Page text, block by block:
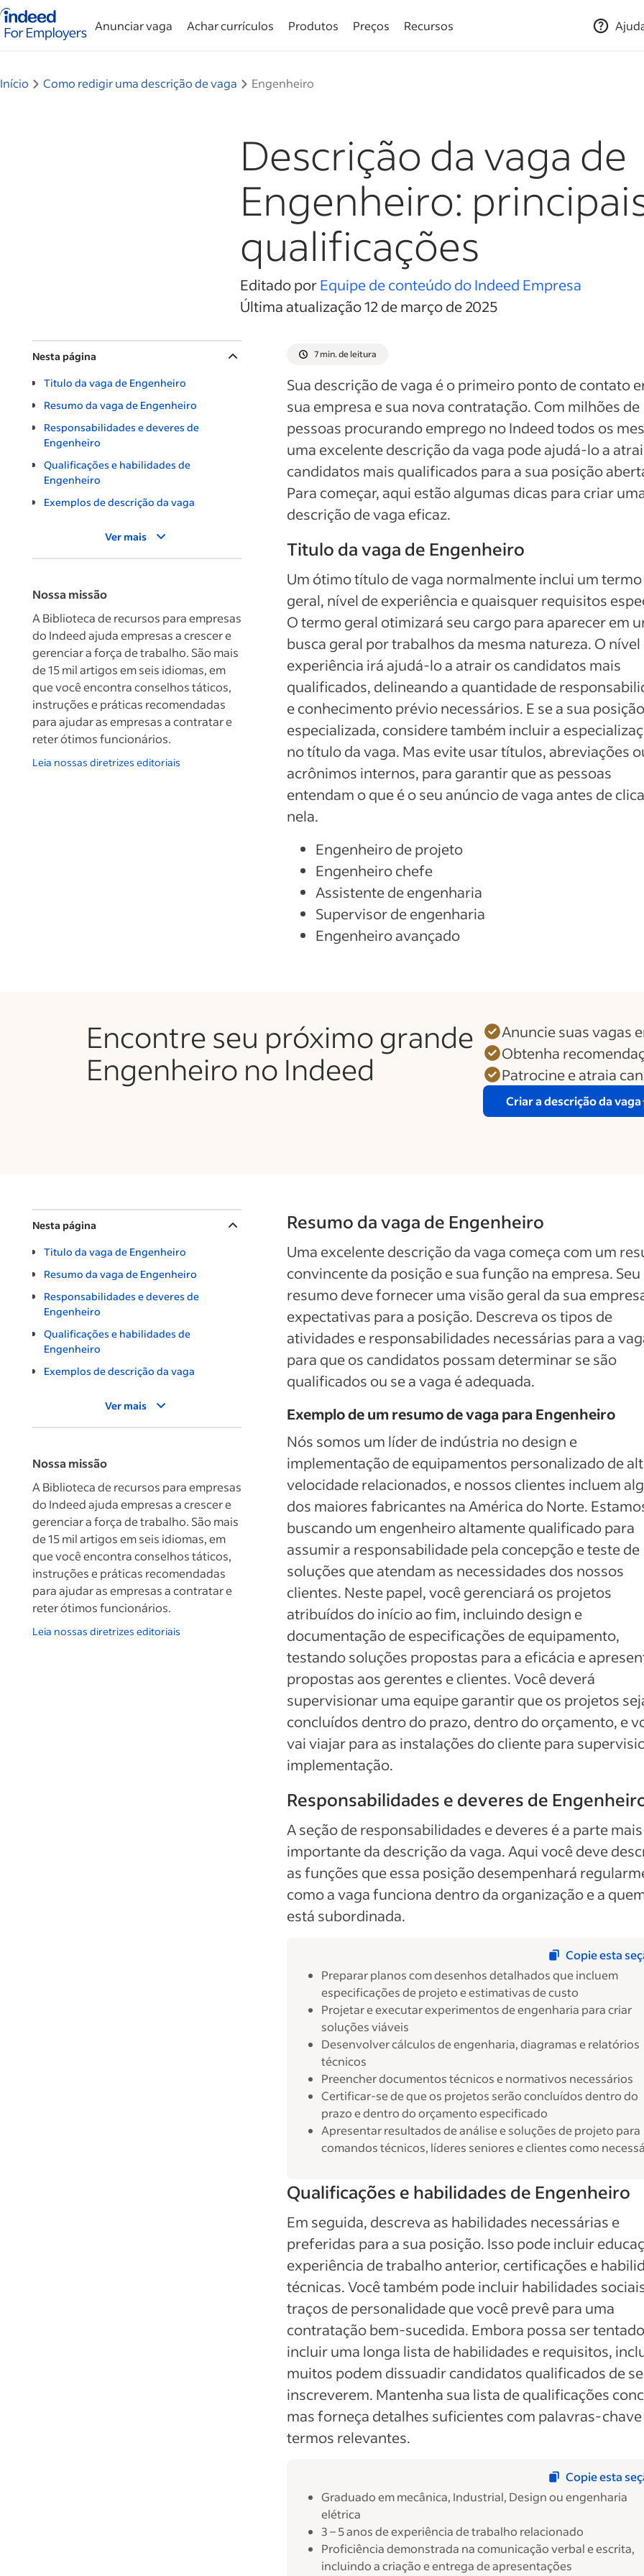
Página inicial do Indeed — Para empresas
Anunciar vaga Achar currículos Produtos Preços Recursos
Início Como redigir uma descrição de vaga Engenheiro
Descrição da vaga de
Engenheiro:
qualificações
Editado porEquipe de conteúdo do Indeed Empresa
Última atualização 12 de março de 2025
Nesta página
Titulo da vaga de Engenheiro
Resumo da vaga de Engenheiro
Responsabilidades e deveres de
Engenheiro
Qualificações e habilidades de
Engenheiro
Exemplos de descrição da vaga
Ver mais
Nossa missão
A Biblioteca de recursos para empresas
do Indeed ajuda empresas a crescer e
gerenciar a força de trabalho. São mais
de 15 mil artigos em seis idiomas, em
que você encontra conselhos táticos,
instruções e práticas recomendadas
para ajudar as empresas a contratar e
reter ótimos funcionários.
Leia nossas diretrizes editoriais
7 min. de leitura
Sua descrição de vaga é o primeiro ponto de contato
sua empresa e sua nova contratação. Com milhões de
pessoas procurando emprego no Indeed todos os
uma excelente descrição da vaga pode ajudá-lo a
candidatos mais qualificados para a sua posição
Para começar, aqui estão algumas dicas para criar
descrição de vaga eficaz.
Titulo da vaga de Engenheiro
Um ótimo título de vaga normalmente inclui um termo
geral, nível de experiência e quaisquer requisitos
O termo geral otimizará seu cargo para aparecer em
busca geral por trabalhos da mesma natureza. O nível
experiência irá ajudá-lo a atrair os candidatos mais
qualificados, delineando a quantidade de
e conhecimento prévio necessários. E se a sua
especializada, considere também incluir a
no título da vaga. Mas evite usar títulos, abreviações
acrônimos internos, para garantir que as pessoas
entendam o que é o seu anúncio de vaga antes de
nela.
Engenheiro de projeto
Engenheiro chefe
Assistente de engenharia
Supervisor de engenharia
Engenheiro avançado
Encontre seu próximo grande
Engenheiro no Indeed
Anuncie suas vagas
Obtenha
Patrocine e atraia
Criar a descrição da vaga
Nesta página
Titulo da vaga de Engenheiro
Resumo da vaga de Engenheiro
Responsabilidades e deveres de
Engenheiro
Qualificações e habilidades de
Engenheiro
Exemplos de descrição da vaga
Ver mais
Nossa missão
A Biblioteca de recursos para empresas
do Indeed ajuda empresas a crescer e
gerenciar a força de trabalho. São mais
de 15 mil artigos em seis idiomas, em
que você encontra conselhos táticos,
instruções e práticas recomendadas
para ajudar as empresas a contratar e
reter ótimos funcionários.
Leia nossas diretrizes editoriais
Resumo da vaga de Engenheiro
Uma excelente descrição da vaga começa com um
convincente da posição e sua função na empresa. Seu
resumo deve fornecer uma visão geral da sua
expectativas para a posição. Descreva os tipos de
atividades e responsabilidades necessárias para a
para que os candidatos possam determinar se são
qualificados ou se a vaga é adequada.
Exemplo de um resumo de vaga para Engenheiro
Nós somos um líder de indústria no design e
implementação de equipamentos personalizado de
velocidade relacionados, e nossos clientes incluem
dos maiores fabricantes na América do Norte.
buscando um engenheiro altamente qualificado para
assumir a responsabilidade pela concepção e teste de
soluções que atendam as necessidades dos nossos
clientes. Neste papel, você gerenciará os projetos
atribuídos do início ao fim, incluindo design e
documentação de especificações de equipamento,
testando soluções propostas para a eficácia e
propostas aos gerentes e clientes. Você deverá
supervisionar uma equipe garantir que os projetos
concluídos dentro do prazo, dentro do orçamento, e
vai viajar para as instalações do cliente para
implementação.
Responsabilidades e deveres de
A seção de responsabilidades e deveres é a parte mais
importante da descrição da vaga. Aqui você deve
as funções que essa posição desempenhará
como a vaga funciona dentro da organização e a
está subordinada.
Copie esta
Preparar planos com desenhos detalhados que incluem
especificações de projeto e estimativas de custo
Projetar e executar experimentos de engenharia para criar
soluções viáveis
Desenvolver cálculos de engenharia, diagramas e relatórios
técnicos
Preencher documentos técnicos e normativos necessários
Certificar-se de que os projetos serão concluídos dentro do
prazo e dentro do orçamento especificado
Apresentar resultados de análise e soluções de projeto para
comandos técnicos, líderes seniores e clientes como
Qualificações e habilidades de Engenheiro
Em seguida, descreva as habilidades necessárias e
preferidas para a sua posição. Isso pode incluir
experiência de trabalho anterior, certificações e
técnicas. Você também pode incluir habilidades
traços de personalidade que você prevê para uma
contratação bem-sucedida. Embora possa ser
incluir uma longa lista de habilidades e requisitos,
muitos podem dissuadir candidatos qualificados de se
inscreverem. Mantenha sua lista de qualificações
mas forneça detalhes suficientes com palavras-chave
termos relevantes.
Copie esta
Graduado em mecânica, Industrial, Design ou engenharia
elétrica
3 – 5 anos de experiência de trabalho relacionado
Proficiência demonstrada na comunicação verbal e escrita,
incluindo a criação e entrega de apresentações